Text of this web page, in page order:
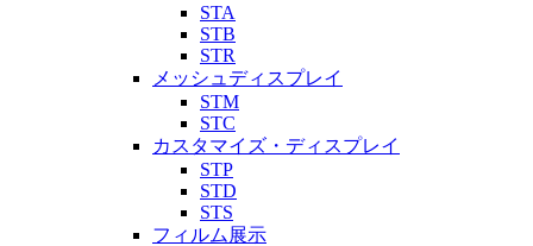
STA
STB
STR
メッシュディスプレイ
STM
STC
カスタマイズ・ディスプレイ
STP
STD
STS
フィルム展示